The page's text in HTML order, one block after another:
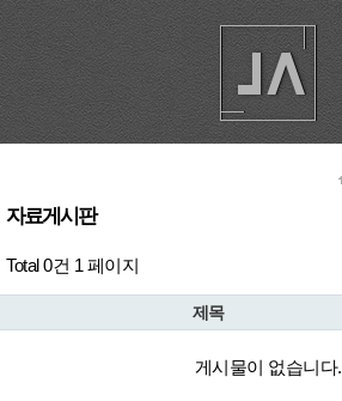
자료게시판
Total 0건 1 페이지
제목
게시물이 없습니다.